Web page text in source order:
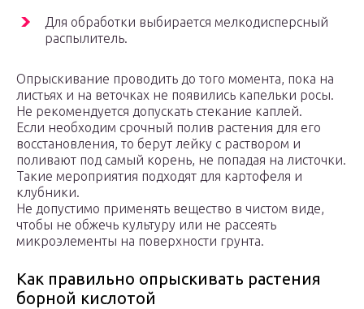
Для обработки выбирается мелкодисперсный
распылитель.
Опрыскивание проводить до того момента, пока на
листьях и на веточках не появились капельки росы.
Не рекомендуется допускать стекание каплей.
Если необходим срочный полив растения для его
восстановления, то берут лейку с раствором и
поливают под самый корень, не попадая на листочки.
Такие мероприятия подходят для картофеля и
клубники.
Не допустимо применять вещество в чистом виде,
чтобы не обжечь культуру или не рассеять
микроэлементы на поверхности грунта.
Как правильно опрыскивать растения
борной кислотой